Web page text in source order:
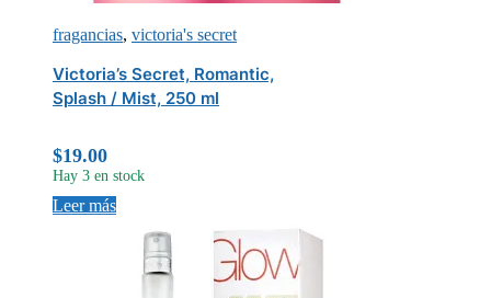
fragancias, victoria's secret
Victoria’s Secret, Romantic,
Splash / Mist, 250 ml
$19.00
Hay 3 en stock
Leer más